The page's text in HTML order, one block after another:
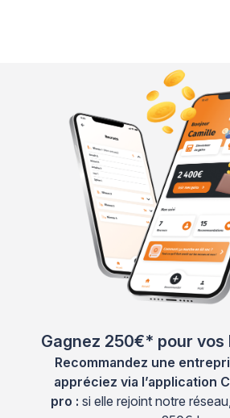
Gagnez 250€* pour vos
Recommandez une
appréciez via l’application
pro : si elle rejoint notre